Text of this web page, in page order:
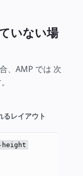
いない場
、AMP では 次
るレイアウト